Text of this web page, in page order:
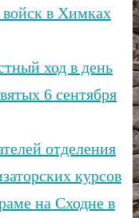
в Химках
ход в день
6 сентября
отделения
курсов
на Сходне в